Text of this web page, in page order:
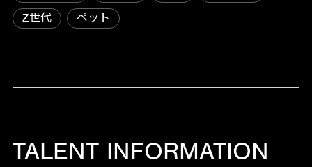
Z世代
ペット
TALENT INFORMATION